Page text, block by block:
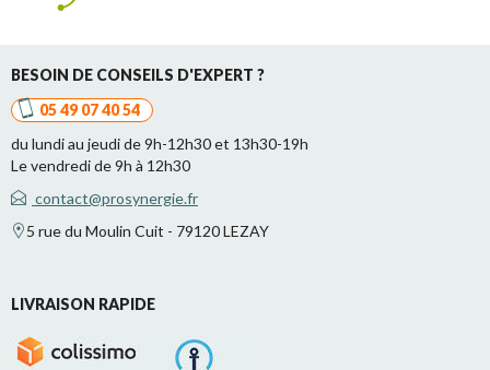
BESOIN DE CONSEILS D'EXPERT ?
05 49 07 40 54
du lundi au jeudi de 9h-12h30 et 13h30-19h
Le vendredi de 9h à 12h30
contact@prosynergie.fr
5 rue du Moulin Cuit - 79120 LEZAY
LIVRAISON RAPIDE